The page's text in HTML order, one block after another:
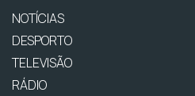
NOTÍCIAS
DESPORTO
TELEVISÃO
RÁDIO